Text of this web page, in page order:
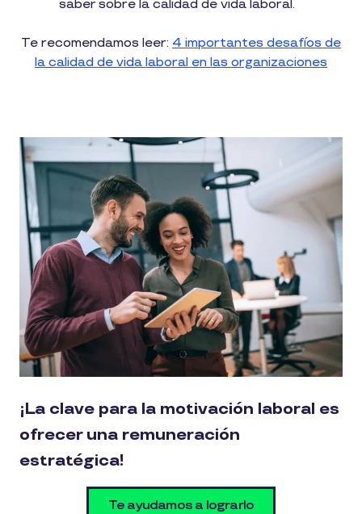
saber sobre la calidad de vida laboral.
Te recomendamos leer: 4 importantes desafíos de
la calidad de vida laboral en las organizaciones
¡La clave para la motivación laboral es
ofrecer una remuneración
estratégica!
Te ayudamos a lograrlo